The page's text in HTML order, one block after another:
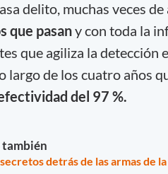
delito, muchas veces
que pasany con toda la
que agiliza la detección
largo de los cuatro años
del 97 %.
también
detrás de las armas de